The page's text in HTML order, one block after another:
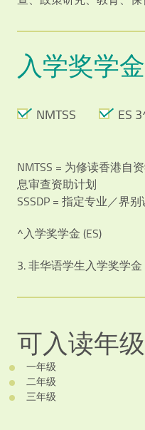
入学奖学
NMTSS ES
NMTSS = 为修读香港自
息审查资助计划
SSSDP = 指定专业／界
^入学奖学金 (ES)
3. 非华语学生入学奖学金
可入读年级
一年级
二年级
三年级